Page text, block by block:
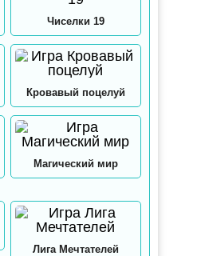
Чиселки 19
Кровавый поцелуй
Магический мир
Лига Мечтателей